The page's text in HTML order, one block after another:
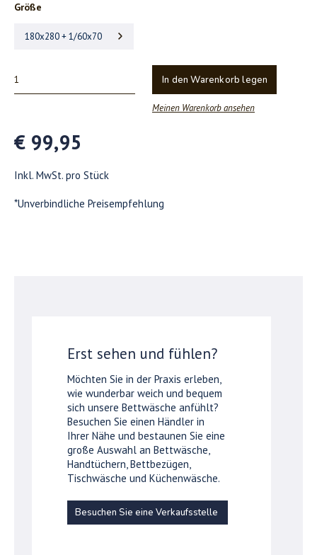
Größe
180x280 + 1/60x70
In den Warenkorb legen
Meinen Warenkorb ansehen
€ 99,95
Inkl. MwSt. pro Stück
*Unverbindliche Preisempfehlung
Erst sehen und fühlen?
Möchten Sie in der Praxis erleben,
wie wunderbar weich und bequem
sich unsere Bettwäsche anfühlt?
Besuchen Sie einen Händler in
Ihrer Nähe und bestaunen Sie eine
große Auswahl an Bettwäsche,
Handtüchern, Bettbezügen,
Tischwäsche und Küchenwäsche.
Besuchen Sie eine Verkaufsstelle